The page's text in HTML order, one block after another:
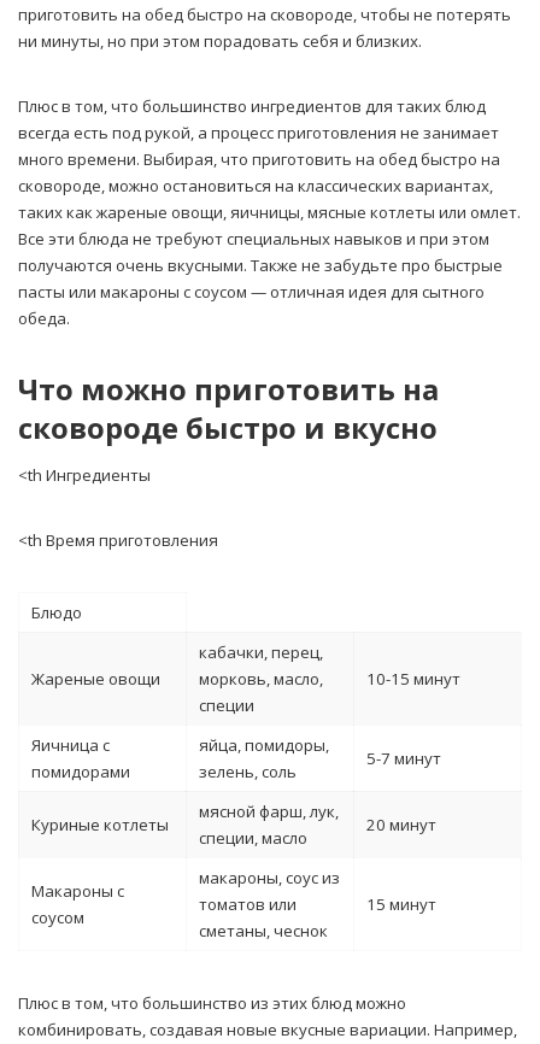
приготовить на обед быстро на сковороде, чтобы не потерять
ни минуты, но при этом порадовать себя и близких.
Плюс в том, что большинство ингредиентов для таких блюд
всегда есть под рукой, а процесс приготовления не занимает
много времени. Выбирая, что приготовить на обед быстро на
сковороде, можно остановиться на классических вариантах,
таких как жареные овощи, яичницы, мясные котлеты или омлет.
Все эти блюда не требуют специальных навыков и при этом
получаются очень вкусными. Также не забудьте про быстрые
пасты или макароны с соусом — отличная идея для сытного
обеда.
Что можно приготовить на
сковороде быстро и вкусно
<th Ингредиенты
<th Время приготовления
Блюдо
Жареные овощи
кабачки, перец,
морковь, масло,
специи
10-15 минут
Яичница с
помидорами
яйца, помидоры,
зелень, соль
5-7 минут
Куриные котлеты
мясной фарш, лук,
специи, масло
20 минут
Макароны с
соусом
макароны, соус из
томатов или
сметаны, чеснок
15 минут
Плюс в том, что большинство из этих блюд можно
комбинировать, создавая новые вкусные вариации. Например,